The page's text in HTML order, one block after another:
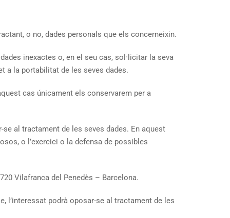
o no, dades personals que els concerneixin.
inexactes o, en el seu cas, sol·licitar la seva
a la portabilitat de les seves dades.
cas únicament els conservarem per a
al tractament de les seves dades. En aquest
o l’exercici o la defensa de possibles
Vilafranca del Penedès – Barcelona.
l’interessat podrà oposar-se al tractament de les